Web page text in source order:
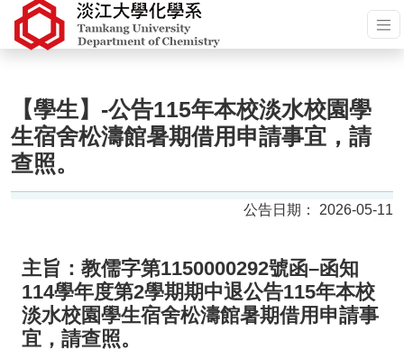
【學生】-公告115年本校淡水校園學
生宿舍松濤館暑期借用申請事宜，請
查照。
2026-05-11
主旨： 教儒字第1150000292號函–函知
114學年度第2學期期中退公告115年本校
淡水校園學生宿舍松濤館暑期借用申請事
宜，請查照。